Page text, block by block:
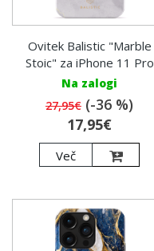
Ovitek Balistic "Marble
Stoic" za iPhone 11 Pro
Na zalogi
27,95€ (-36 %)
17,95€
Več